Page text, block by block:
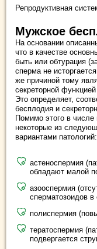
Репродуктивная
Мужское
На основании
что в качестве
быть или обтурация
сперма не
же причиной тому
секреторной
Это определяет,
бесплодия и
Помимо этого в
некоторые из
вариантами патологий:
астеноспермия
обладают малой
азооспермия
сперматозоидов в
полиспермия
тератоспермия
подвергается